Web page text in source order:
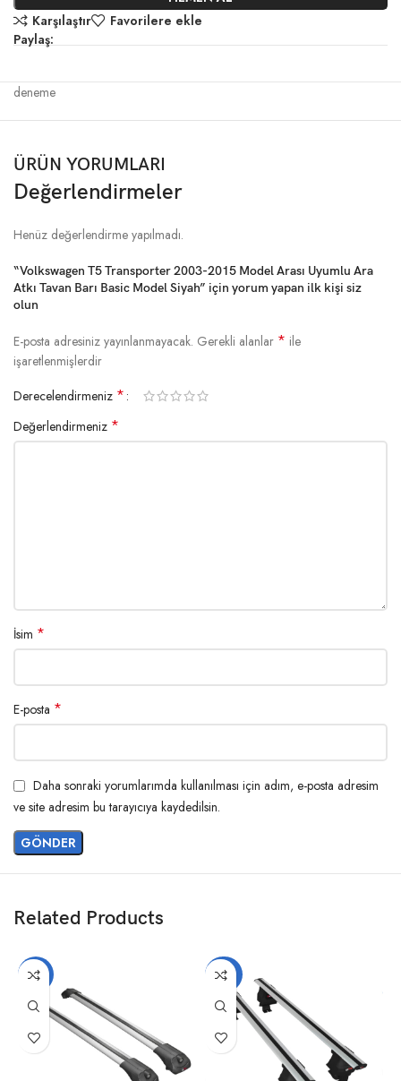
Karşılaştır
Favorilere ekle
Paylaş:
deneme
ÜRÜN YORUMLARI
Değerlendirmeler
Henüz değerlendirme yapılmadı.
“Volkswagen T5 Transporter 2003-2015 Model Arası Uyumlu Ara
Atkı Tavan Barı Basic Model Siyah” için yorum yapan ilk kişi siz
olun
E-posta adresiniz yayınlanmayacak. Gerekli alanlar * ile
işaretlenmişlerdir
Derecelendirmeniz *
Değerlendirmeniz *
İsim *
E-posta *
Daha sonraki yorumlarımda kullanılması için adım, e-posta adresim
ve site adresim bu tarayıcıya kaydedilsin.
Related Products
-17% -20%